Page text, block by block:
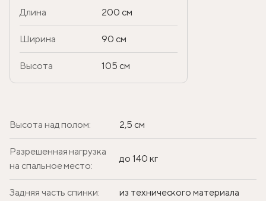
Длина 200 см
Ширина 90 см
Высота 105 см
Высота над полом: 2,5 см
Разрешенная нагрузка
на спальное место:
до 140 кг
Задняя часть спинки: из технического материала